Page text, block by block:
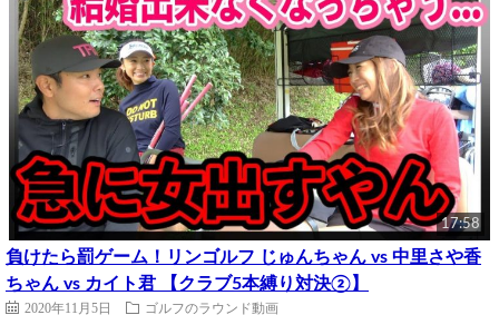
17:58
負けたら罰ゲーム！リンゴルフ じゅんちゃん vs 中里さや香
ちゃん vs カイト君 【クラブ5本縛り対決②】
2020年11月5日 ゴルフのラウンド動画